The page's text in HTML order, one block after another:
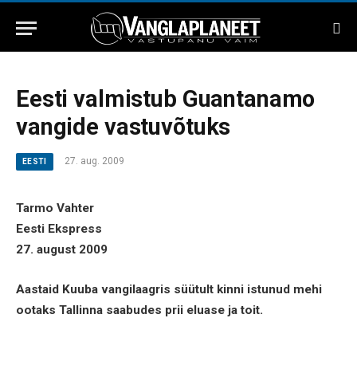
Eesti valmistub Guantanamo
vangide vastuvõtuks
EESTI 27. aug. 2009
Tarmo Vahter
Eesti Ekspress
27. august 2009
Aastaid Kuuba vangilaagris süütult kinni istunud mehi
ootaks Tallinna saabudes prii eluase ja toit.